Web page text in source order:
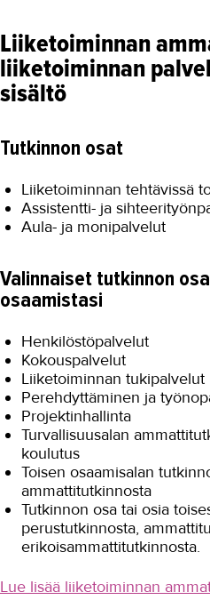
Liiketoiminnan
liiketoiminnan
sisältö
Tutkinnon osat
Liiketoiminnan tehtävissä
Assistentti- ja
Aula- ja monipalvelut
Valinnaiset tutkinnon
osaamistasi
Henkilöstöpalvelut
Kokouspalvelut
Liiketoiminnan tukipalvelut
Perehdyttäminen ja
Projektinhallinta
Turvallisuusalan
koulutus
Toisen osaamisalan
ammattitutkinnosta
Tutkinnon osa tai osia
perustutkinnosta,
erikoisammattitutkinnosta.
Lue lisää liiketoiminnan